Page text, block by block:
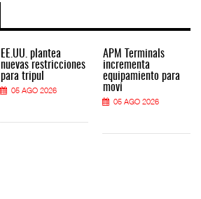
EE.UU. plantea
nuevas restricciones
para tripul
05 AGO 2026
APM Terminals
incrementa
equipamiento para
movi
05 AGO 2026